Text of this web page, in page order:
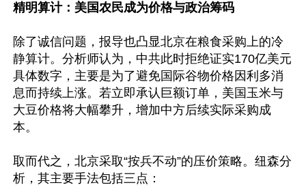
精明算计：美国农民成为价格与政治筹码
除了诚信问题，报导也凸显北京在粮食采购上的冷
静算计。分析师认为，中共此时拒绝证实170亿美元
具体数字，主要是为了避免国际谷物价格因利多消
息而持续上涨。若立即承认巨额订单，美国玉米与
大豆价格将大幅攀升，增加中方后续实际采购成
本。
取而代之，北京采取“按兵不动”的压价策略。纽森分
析，其主要手法包括三点：